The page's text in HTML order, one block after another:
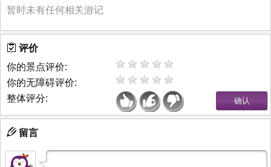
暂时未有任何相关游记
评价
你的景点评价:
你的无障碍评价:
整体评分:
留言